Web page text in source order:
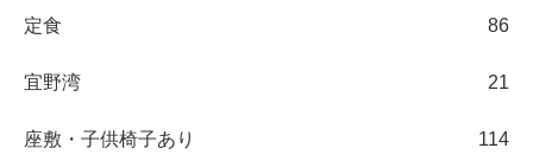
定食 86
宜野湾 21
座敷・子供椅子あり 114